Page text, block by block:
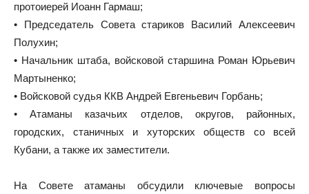
протоиерей Иоанн Гармаш;
• Председатель Совета стариков Василий Алексеевич
Полухин;
• Начальник штаба, войсковой старшина Роман Юрьевич
Мартыненко;
• Войсковой судья ККВ Андрей Евгеньевич Горбань;
• Атаманы казачьих отделов, округов, районных,
городских, станичных и хуторских обществ со всей
Кубани, а также их заместители.
На Совете атаманы обсудили ключевые вопросы